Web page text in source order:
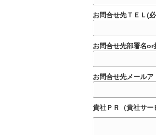
お問合せ先ＴＥＬ(
お問合せ先部署名or
お問合せ先メールア
貴社ＰＲ（貴社サー